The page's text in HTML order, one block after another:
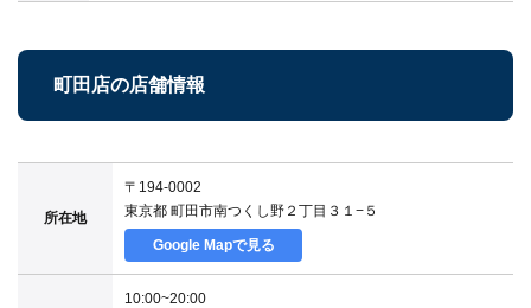
町田店の店舗情報
所在地
〒194-0002
東京都 町田市南つくし野２丁目３１−５
Google Mapで見る
10:00~20:00